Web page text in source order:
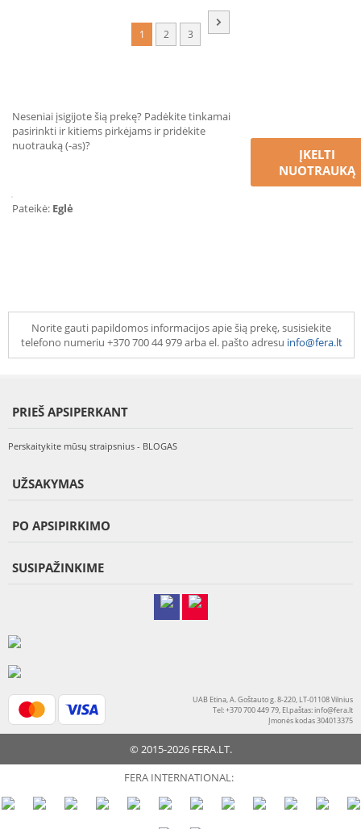
1 2 3
Neseniai įsigijote šią prekę? Padėkite tinkamai
pasirinkti ir kitiems pirkėjams ir pridėkite
nuotrauką (-as)?
ĮKELTI
NUOTRAUKĄ
Pateikė: Eglė
Norite gauti papildomos informacijos apie šią prekę, susisiekite
telefono numeriu +370 700 44 979 arba el. pašto adresu info@fera.lt
PRIEŠ APSIPERKANT
Perskaitykite mūsų straipsnius - BLOGAS
UŽSAKYMAS
PO APSIPIRKIMO
SUSIPAŽINKIME
UAB Etina, A. Goštauto g. 8-220, LT-01108 Vilnius
Tel: +370 700 449 79, El.paštas:info@fera.lt
Įmonės kodas 304013375
© 2015-2026 FERA.LT.
FERA INTERNATIONAL: